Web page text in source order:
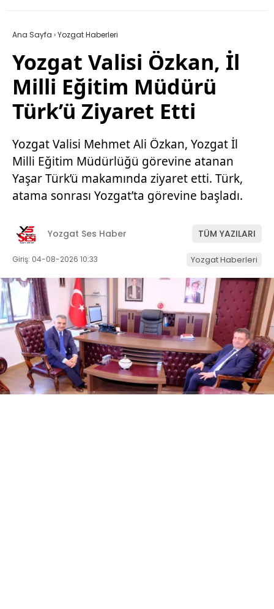
Ana Sayfa ›Yozgat Haberleri
Yozgat Valisi Özkan, İl
Milli Eğitim Müdürü
Türk’ü Ziyaret Etti
Yozgat Valisi Mehmet Ali Özkan, Yozgat İl
Milli Eğitim Müdürlüğü görevine atanan
Yaşar Türk’ü makamında ziyaret etti. Türk,
atama sonrası Yozgat’ta görevine başladı.
Yozgat Ses Haber TÜM YAZILARI
Giriş: 04-08-2026 10:33 Yozgat Haberleri